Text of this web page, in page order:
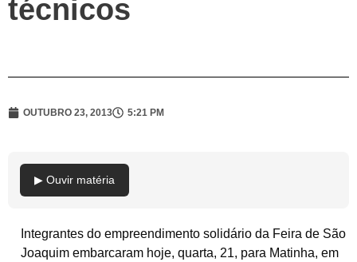
técnicos
OUTUBRO 23, 2013 5:21 PM
▶ Ouvir matéria
Integrantes do empreendimento solidário da Feira de São
Joaquim embarcaram hoje, quarta, 21, para Matinha, em